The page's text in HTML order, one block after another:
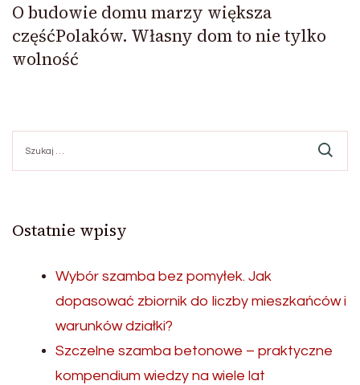
O budowie domu marzy większa
częśćPolaków. Własny dom to nie tylko
wolność
Ostatnie wpisy
Wybór szamba bez pomyłek. Jak
dopasować zbiornik do liczby mieszkańców i
warunków działki?
Szczelne szamba betonowe – praktyczne
kompendium wiedzy na wiele lat